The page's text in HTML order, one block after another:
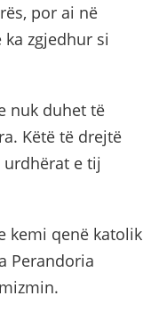
por ai në
zgjedhur si
nuk duhet të
Këtë të drejtë
urdhërat e tij
kemi qenë katolik
Perandoria